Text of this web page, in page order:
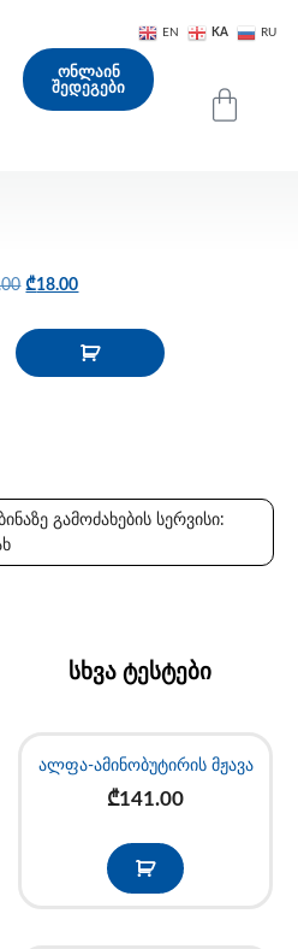
ᲝᲜᲚᲐᲘᲜ
ᲨᲔᲓᲔᲒᲔᲑᲘ
₾18.00
გამოძახების სერვისი:
სხვა ტესტები
ალფა-ამინობუტირის მჟავა
₾141.00
EN KA RU